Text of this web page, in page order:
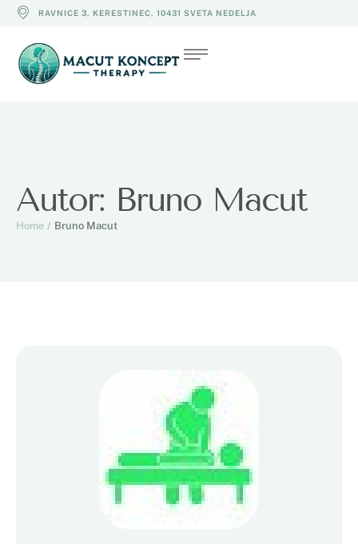
RAVNICE 3, KERESTINEC, 10431 SVETA NEDELJA
Autor: Bruno Macut
Home / Bruno Macut